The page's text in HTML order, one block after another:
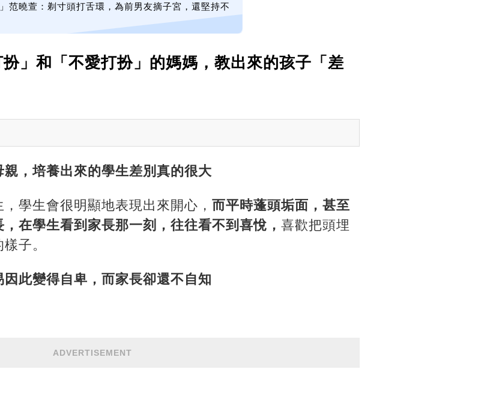
」范曉萱：剃寸頭打舌環，為前男友摘子宮，還堅持不
」和「不愛打扮」的媽媽，教出來的孩子「差
，培養出來的學生差別真的很大
學生會很明顯地表現出來開心， 而平時蓬頭垢面，甚至
在學生看到家長那一刻，往往看不到喜悅， 喜歡把頭埋
子。
此變得自卑，而家長卻還不自知
ADVERTISEMENT